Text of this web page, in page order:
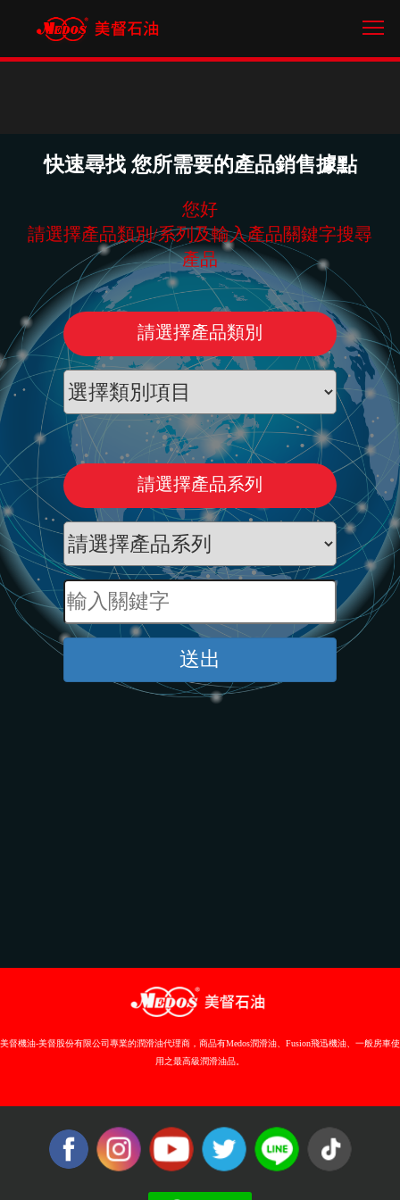
快速尋找 您所需要的產品銷售據點
您好
請選擇產品類別/系列及輸入產品關鍵字搜尋
產品
請選擇產品類別
請選擇產品系列
送出
美督機油-美督股份有限公司專業的潤滑油代理商，商品有Medos潤滑油、Fusion飛迅機油、一般房車使
用之最高級潤滑油品。